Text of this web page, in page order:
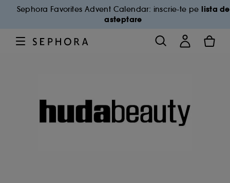
Sephora Favorites Advent Calendar: inscrie-te pe lista de
asteptare